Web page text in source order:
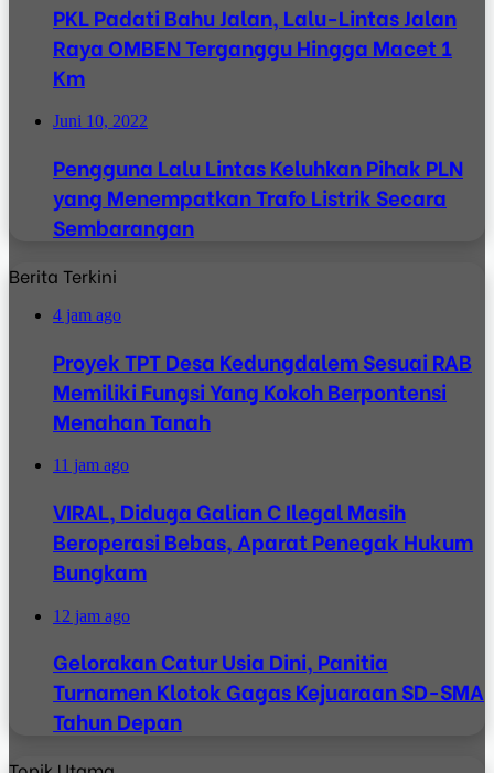
PKL Padati Bahu Jalan, Lalu-Lintas Jalan
Raya OMBEN Terganggu Hingga Macet 1
Km
Juni 10, 2022
Pengguna Lalu Lintas Keluhkan Pihak PLN
yang Menempatkan Trafo Listrik Secara
Sembarangan
Berita Terkini
4 jam ago
Proyek TPT Desa Kedungdalem Sesuai RAB
Memiliki Fungsi Yang Kokoh Berpontensi
Menahan Tanah
11 jam ago
VIRAL, Diduga Galian C Ilegal Masih
Beroperasi Bebas, Aparat Penegak Hukum
Bungkam
12 jam ago
Gelorakan Catur Usia Dini, Panitia
Turnamen Klotok Gagas Kejuaraan SD-SMA
Tahun Depan